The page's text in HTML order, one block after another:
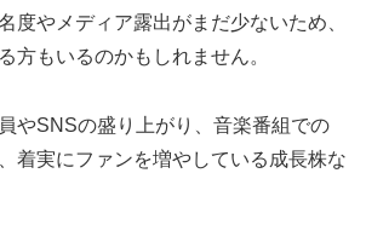
度やメディア露出がまだ少ないため、
方もいるのかもしれません。
やSNSの盛り上がり、音楽番組での
着実にファンを増やしている成長株な